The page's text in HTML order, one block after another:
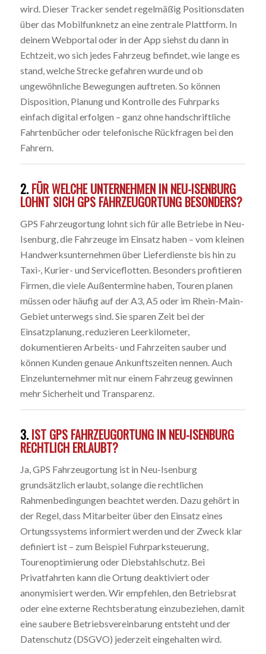
wird. Dieser Tracker sendet regelmäßig Positionsdaten
über das Mobilfunknetz an eine zentrale Plattform. In
deinem Webportal oder in der App siehst du dann in
Echtzeit, wo sich jedes Fahrzeug befindet, wie lange es
stand, welche Strecke gefahren wurde und ob
ungewöhnliche Bewegungen auftreten. So können
Disposition, Planung und Kontrolle des Fuhrparks
einfach digital erfolgen – ganz ohne handschriftliche
Fahrtenbücher oder telefonische Rückfragen bei den
Fahrern.
2. FÜR WELCHE UNTERNEHMEN IN NEU-ISENBURG
LOHNT SICH GPS FAHRZEUGORTUNG BESONDERS?
GPS Fahrzeugortung lohnt sich für alle Betriebe in Neu-
Isenburg, die Fahrzeuge im Einsatz haben – vom kleinen
Handwerksunternehmen über Lieferdienste bis hin zu
Taxi-, Kurier- und Serviceflotten. Besonders profitieren
Firmen, die viele Außentermine haben, Touren planen
müssen oder häufig auf der A3, A5 oder im Rhein-Main-
Gebiet unterwegs sind. Sie sparen Zeit bei der
Einsatzplanung, reduzieren Leerkilometer,
dokumentieren Arbeits- und Fahrzeiten sauber und
können Kunden genaue Ankunftszeiten nennen. Auch
Einzelunternehmer mit nur einem Fahrzeug gewinnen
mehr Sicherheit und Transparenz.
3. IST GPS FAHRZEUGORTUNG IN NEU-ISENBURG
RECHTLICH ERLAUBT?
Ja, GPS Fahrzeugortung ist in Neu-Isenburg
grundsätzlich erlaubt, solange die rechtlichen
Rahmenbedingungen beachtet werden. Dazu gehört in
der Regel, dass Mitarbeiter über den Einsatz eines
Ortungssystems informiert werden und der Zweck klar
definiert ist – zum Beispiel Fuhrparksteuerung,
Tourenoptimierung oder Diebstahlschutz. Bei
Privatfahrten kann die Ortung deaktiviert oder
anonymisiert werden. Wir empfehlen, den Betriebsrat
oder eine externe Rechtsberatung einzubeziehen, damit
eine saubere Betriebsvereinbarung entsteht und der
Datenschutz (DSGVO) jederzeit eingehalten wird.